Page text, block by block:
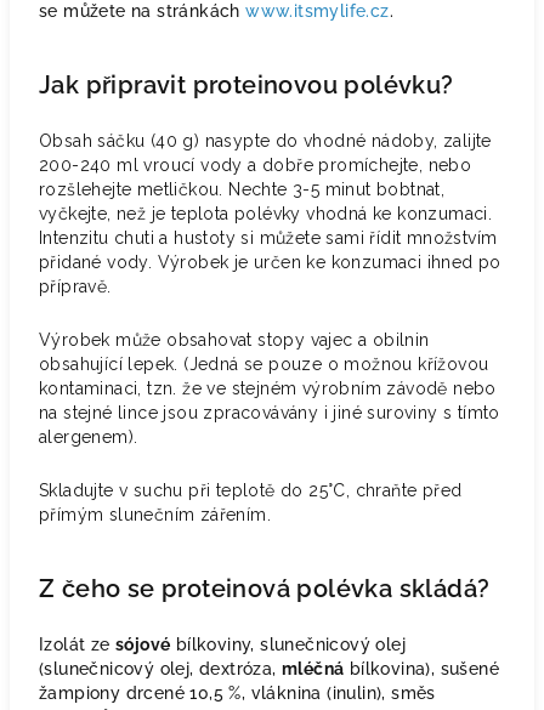
se můžete na stránkáchwww.itsmylife.cz.
Jak připravit proteinovou polévku?
Obsah sáčku (40 g) nasypte do vhodné nádoby, zalijte
200-240 ml vroucí vody a dobře promíchejte, nebo
rozšlehejte metličkou. Nechte 3-5 minut bobtnat,
vyčkejte, než je teplota polévky vhodná ke konzumaci.
Intenzitu chuti a hustoty si můžete sami řídit množstvím
přidané vody. Výrobek je určen ke konzumaci ihned po
přípravě.
Výrobek může obsahovat stopy vajec a obilnin
obsahující lepek. (Jedná se pouze o možnou křížovou
kontaminaci, tzn. že ve stejném výrobním závodě nebo
na stejné lince jsou zpracovávány i jiné suroviny s tímto
alergenem).
Skladujte v suchu při teplotě do 25°C, chraňte před
přímým slunečním zářením.
Z čeho se proteinová polévka skládá?
Izolát ze sójové bílkoviny, slunečnicový olej
(slunečnicový olej, dextróza, mléčná bílkovina), sušené
žampiony drcené 10,5 %, vláknina (inulin), směs